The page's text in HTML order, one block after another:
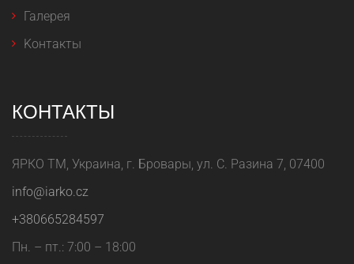
Галерея
Kонтакты
КОНТАКТЫ
ЯРКО ТМ, Украина, г. Бровары, ул. С. Разина 7, 07400
info@iarko.cz
+380665284597
Пн. – пт.: 7:00 – 18:00